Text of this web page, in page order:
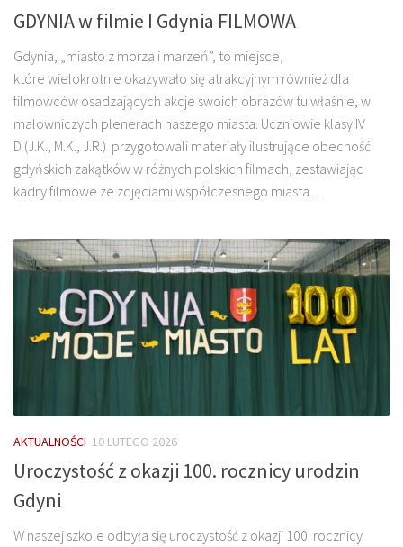
GDYNIA w filmie I Gdynia FILMOWA
Gdynia, „miasto z morza i marzeń”, to miejsce,
które wielokrotnie okazywało się atrakcyjnym również dla
filmowców osadzających akcje swoich obrazów tu właśnie, w
malowniczych plenerach naszego miasta. Uczniowie klasy IV
D (J.K., M.K., J.R.) przygotowali materiały ilustrujące obecność
gdyńskich zakątków w różnych polskich filmach, zestawiając
kadry filmowe ze zdjęciami współczesnego miasta. ...
AKTUALNOŚCI 10 LUTEGO 2026
Uroczystość z okazji 100. rocznicy urodzin
Gdyni
W naszej szkole odbyła się uroczystość z okazji 100. rocznicy